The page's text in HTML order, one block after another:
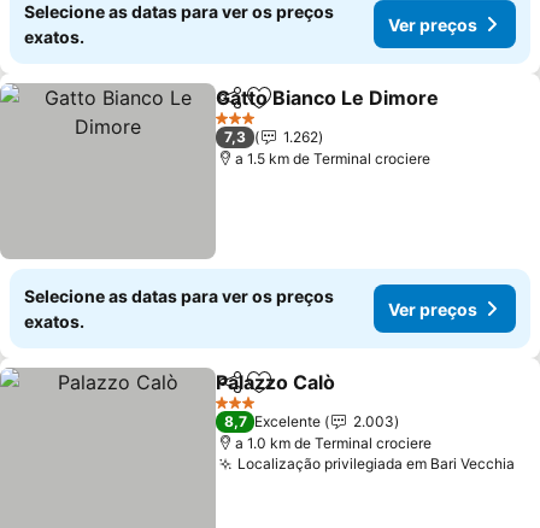
Selecione as datas para ver os preços
exatos.
Ver preços
PartilharAdicionar aos favoritos
Gatto Bianco Le Dimore
3 Estrelas
7,3
1.262
a 1.5 km de Terminal crociere
Selecione as datas para ver os preços
exatos.
Ver preços
PartilharAdicionar aos favoritos
Palazzo Calò
3 Estrelas
8,7 Excelente
2.003
a 1.0 km de Terminal crociere
Localização privilegiada em Bari Vecchia